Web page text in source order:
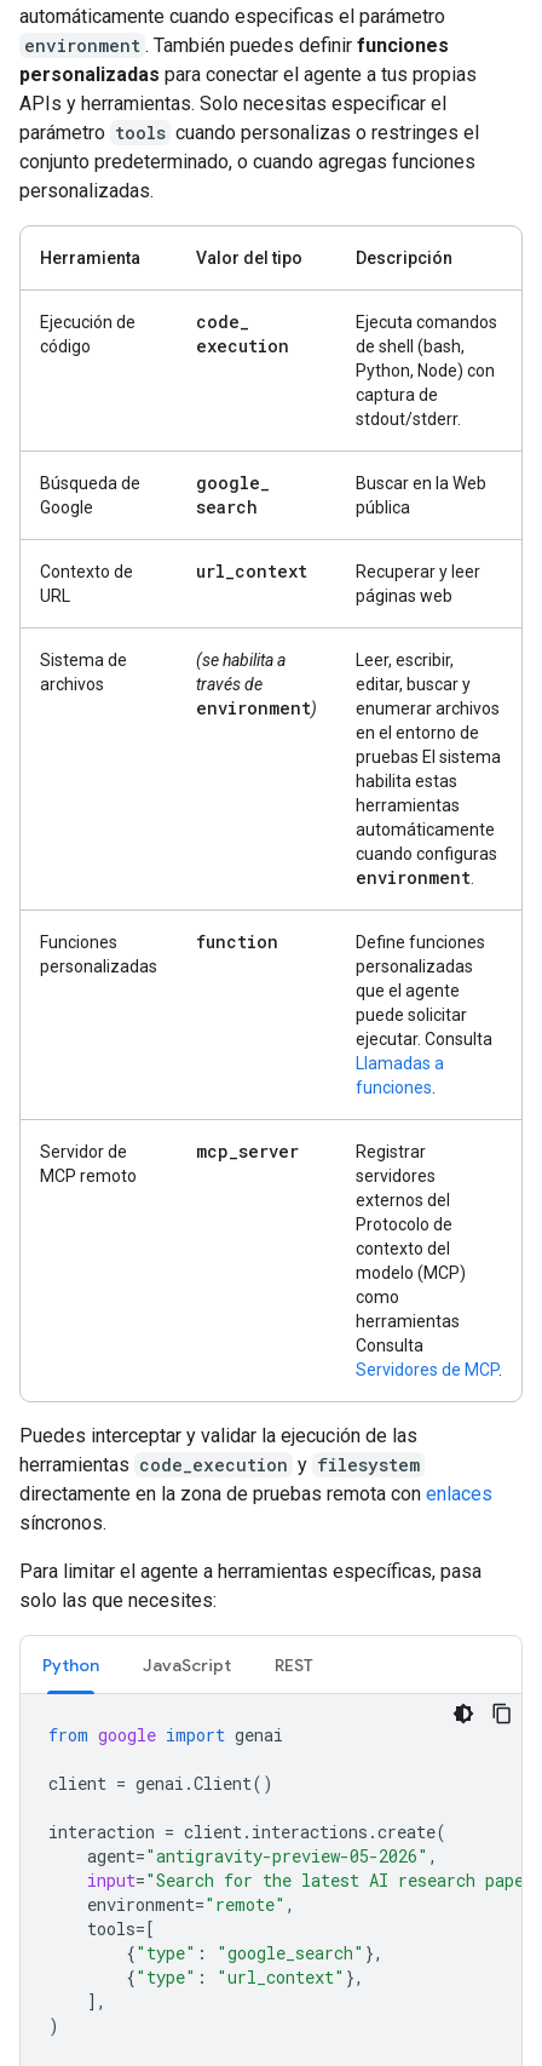
automáticamente cuando especificas el parámetro
environment . También puedes definir funciones
personalizadas para conectar el agente a tus propias
APIs y herramientas. Solo necesitas especificar el
parámetro tools cuando personalizas o restringes el
conjunto predeterminado, o cuando agregas funciones
personalizadas.
Herramienta Valor del tipo Descripción
Ejecución de
código
code_
execution
Ejecuta comandos
de shell (bash,
Python, Node) con
captura de
stdout/stderr.
Búsqueda de
Google
google_
search
Buscar en la Web
pública
Contexto de
URL
url_context
Recuperar y leer
páginas web
Sistema de
archivos
(se habilita a
través de
environment)
Leer, escribir,
editar, buscar y
enumerar archivos
en el entorno de
pruebas El sistema
habilita estas
herramientas
automáticamente
cuando configuras
environment
Funciones
personalizadas
function
Define funciones
personalizadas
que el agente
puede solicitar
ejecutar. Consulta
Llamadas a
funciones
Servidor de
MCP remoto
mcp_server
Registrar
servidores
externos del
Protocolo de
contexto del
modelo (MCP)
como
herramientas
Consulta
Servidores de MCP.
Puedes interceptar y validar la ejecución de las
herramientas code_execution y filesystem
directamente en la zona de pruebas remota con enlaces
síncronos.
Para limitar el agente a herramientas específicas, pasa
solo las que necesites:
Python JavaScript REST
from google import genai
client = genai .Client()
interaction = client. interactions .create(
agent="antigravity-preview-05-2026" ,
input="Search for the latest AI research
environment="remote" ,
tools=[
{"type" : "google_search" },
{"type" : "url_context" },
],
)